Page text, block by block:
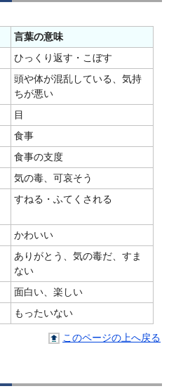
言葉の意味
ひっくり返す・こぼす
頭や体が混乱している、気持
ちが悪い
目
食事
食事の支度
気の毒、可哀そう
すねる・ふてくされる
かわいい
ありがとう、気の毒だ、すま
ない
面白い、楽しい
もったいない
このページの上へ戻る